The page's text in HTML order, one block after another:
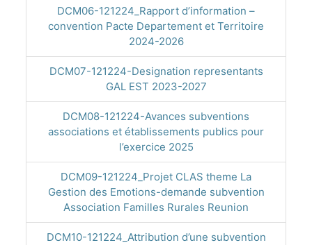
DCM06-121224_Rapport d’information –
convention Pacte Departement et Territoire
2024-2026
DCM07-121224-Designation representants
GAL EST 2023-2027
DCM08-121224-Avances subventions
associations et établissements publics pour
l’exercice 2025
DCM09-121224_Projet CLAS theme La
Gestion des Emotions-demande subvention
Association Familles Rurales Reunion
DCM10-121224_Attribution d’une subvention